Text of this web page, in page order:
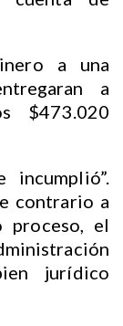
a una
a
$473.020
contrario a
el
jurídico